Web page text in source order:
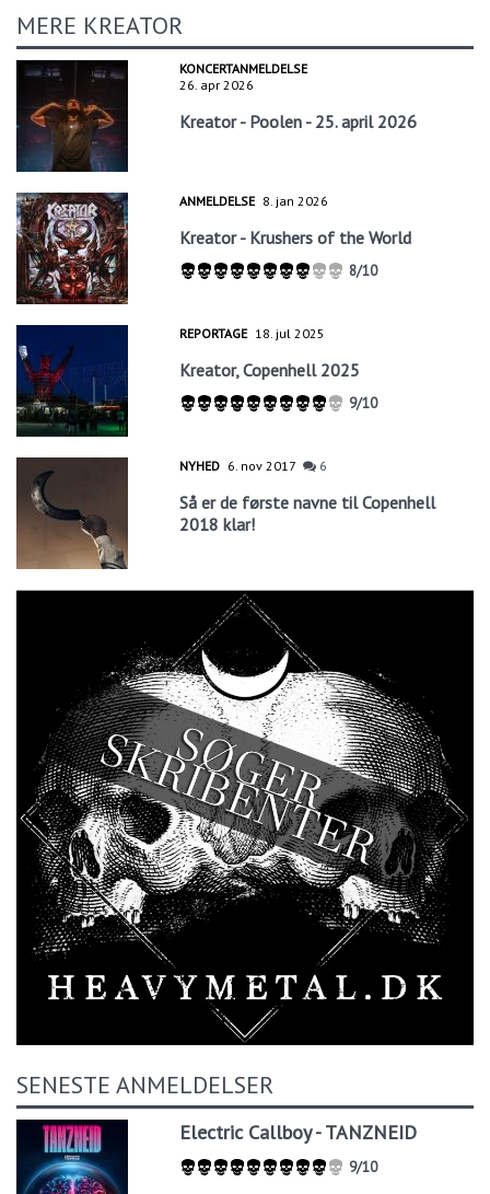
MERE KREATOR
KONCERTANMELDELSE
26. apr 2026
Kreator - Poolen - 25. april 2026
ANMELDELSE 8. jan 2026
Kreator - Krushers of the World
8/10
REPORTAGE 18. jul 2025
Kreator, Copenhell 2025
9/10
NYHED 6. nov 2017 6
Så er de første navne til Copenhell
2018 klar!
SENESTE ANMELDELSER
Electric Callboy - TANZNEID
9/10